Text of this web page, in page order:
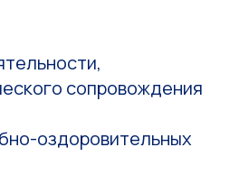
сопровождения
оздоровительных